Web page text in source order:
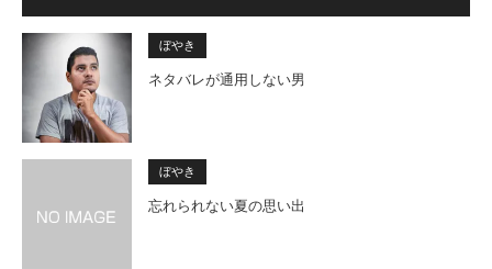
ぼやき
ネタバレが通用しない男
ぼやき
忘れられない夏の思い出